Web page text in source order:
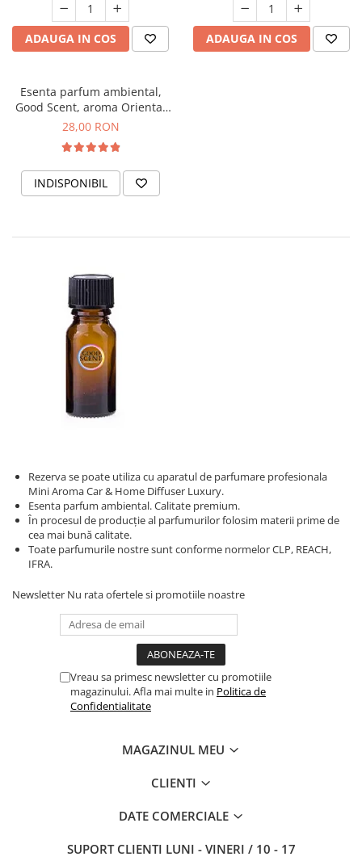
ADAUGA IN COS ADAUGA IN COS
Esenta parfum ambiental,
Good Scent, aroma Oriental
Amber, 20 g
28,00 RON
INDISPONIBIL
Rezerva se poate utiliza cu aparatul de parfumare profesionala
Mini Aroma Car & Home Diffuser Luxury.
Esenta parfum ambiental. Calitate premium.
În procesul de producție al parfumurilor folosim materii prime de
cea mai bună calitate.
Toate parfumurile nostre sunt conforme normelor CLP, REACH,
IFRA.
Newsletter Nu rata ofertele si promotiile noastre
Vreau sa primesc newsletter cu promotiile
magazinului. Afla mai multe in Politica de
Confidentialitate
MAGAZINUL MEU
CLIENTI
DATE COMERCIALE
SUPORT CLIENTI LUNI - VINERI / 10 - 17